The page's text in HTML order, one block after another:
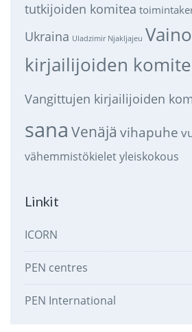
tutkijoiden komitea
Ukraina Uladzimir Njakljajeu
kirjailijoiden
Vangittujen kirjailijoiden
sana Venäjä vihapuhe
vähemmistökieletyleiskokous
Linkit
ICORN
PEN centres
PEN International